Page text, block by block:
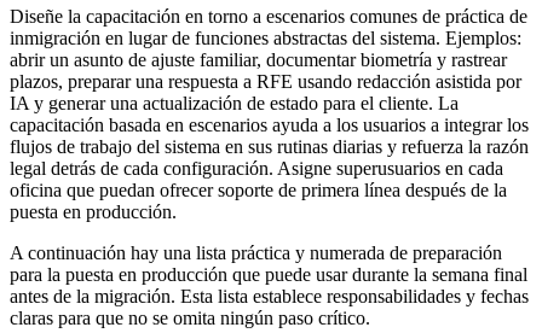
Diseñe la capacitación en torno a escenarios comunes de práctica de
inmigración en lugar de funciones abstractas del sistema. Ejemplos:
abrir un asunto de ajuste familiar, documentar biometría y rastrear
plazos, preparar una respuesta a RFE usando redacción asistida por
IA y generar una actualización de estado para el cliente. La
capacitación basada en escenarios ayuda a los usuarios a integrar los
flujos de trabajo del sistema en sus rutinas diarias y refuerza la razón
legal detrás de cada configuración. Asigne superusuarios en cada
oficina que puedan ofrecer soporte de primera línea después de la
puesta en producción.
A continuación hay una lista práctica y numerada de preparación
para la puesta en producción que puede usar durante la semana final
antes de la migración. Esta lista establece responsabilidades y fechas
claras para que no se omita ningún paso crítico.